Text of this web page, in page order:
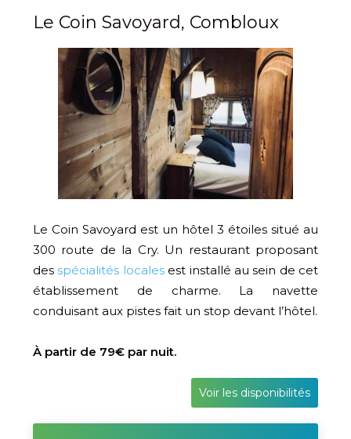
Le Coin Savoyard, Combloux
Le Coin Savoyard est un hôtel 3 étoiles situé au
300 route de la Cry. Un restaurant proposant
desspécialités localesest installé au sein de cet
établissement de charme. La navette
conduisant aux pistes fait un stop devant l’hôtel.
À partir de 79€ par nuit.
Voir les disponibilités